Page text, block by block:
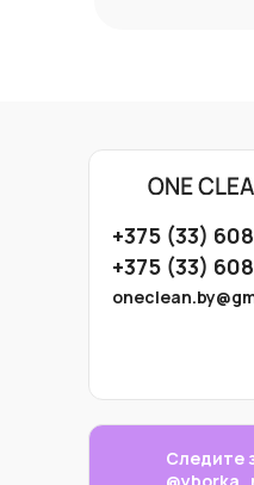
+375 (33)
+375 (33)
Следите